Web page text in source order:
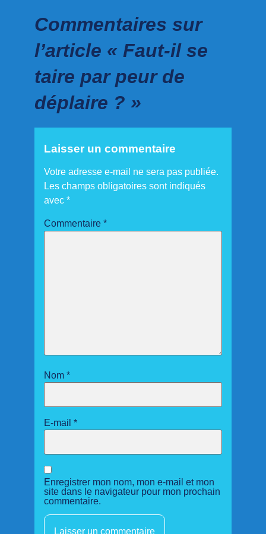
Commentaires sur
l’article « Faut-il se
taire par peur de
déplaire ? »
Laisser un commentaire
Votre adresse e-mail ne sera pas publiée.
Les champs obligatoires sont indiqués
avec *
Commentaire *
Nom *
E-mail *
Enregistrer mon nom, mon e-mail et mon
site dans le navigateur pour mon prochain
commentaire.